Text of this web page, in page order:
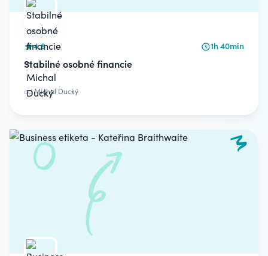
4.8 1h 40min
Stabilné osobné financie
odMichal Ducký